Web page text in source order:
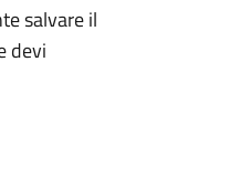
salvare il
devi